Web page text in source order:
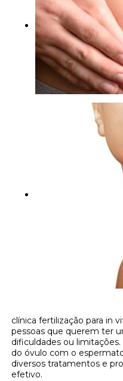
clínica fertilização para in
pessoas que querem ter
dificuldades ou
do óvulo com o
diversos tratamentos e
efetivo.